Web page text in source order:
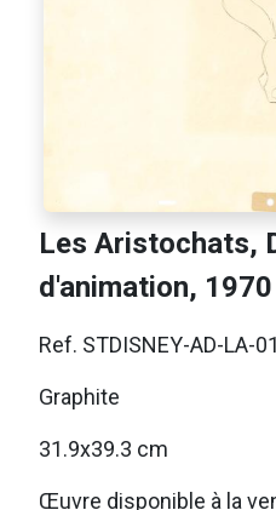
Les Aristochats,
d'animation, 1970
Ref. STDISNEY-AD-LA-01
Graphite
31.9x39.3 cm
Œuvre disponible à la